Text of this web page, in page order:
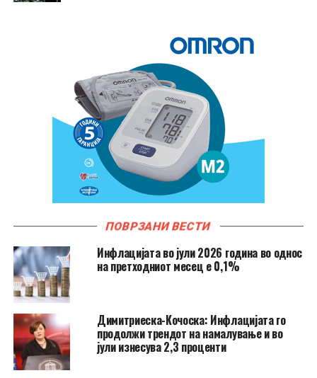
ПОВРЗАНИ ВЕСТИ
Инфлацијата во јули 2026 година во однос
на претходниот месец е 0,1%
Димитриеска-Кочоска: Инфлацијата го
продолжи трендот на намалување и во
јули изнесува 2,3 проценти